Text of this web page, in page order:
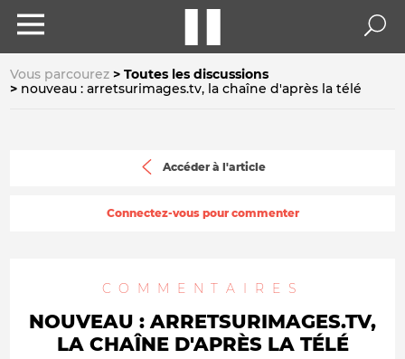
Vous parcourez
Toutes les discussions
nouveau : arretsurimages.tv, la chaîne d'après la télé
Accéder à l'article
Connectez-vous pour commenter
COMMENTAIRES
NOUVEAU : ARRETSURIMAGES.TV,
LA CHAÎNE D'APRÈS LA TÉLÉ